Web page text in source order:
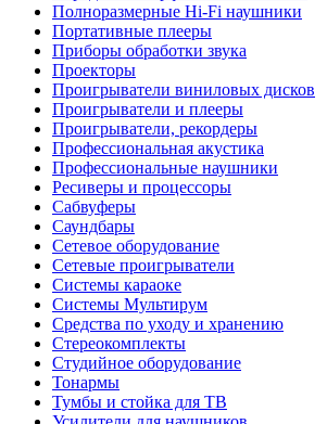
Полноразмерные Hi-Fi наушники
Портативные плееры
Приборы обработки звука
Проекторы
Проигрыватели виниловых дисков
Проигрыватели и плееры
Проигрыватели, рекордеры
Профессиональная акустика
Профессиональные наушники
Ресиверы и процессоры
Сабвуферы
Саундбары
Сетевое оборудование
Сетевые проигрыватели
Системы караоке
Системы Мультирум
Средства по уходу и хранению
Стереокомплекты
Студийное оборудование
Тонармы
Тумбы и стойка для ТВ